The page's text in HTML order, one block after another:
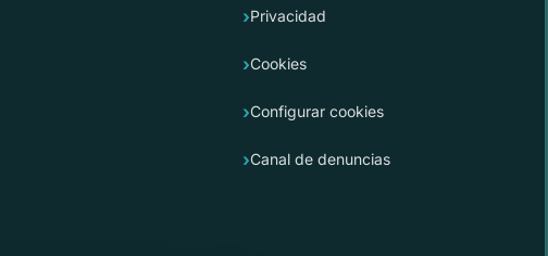
Privacidad
Cookies
Configurar cookies
Canal de denuncias